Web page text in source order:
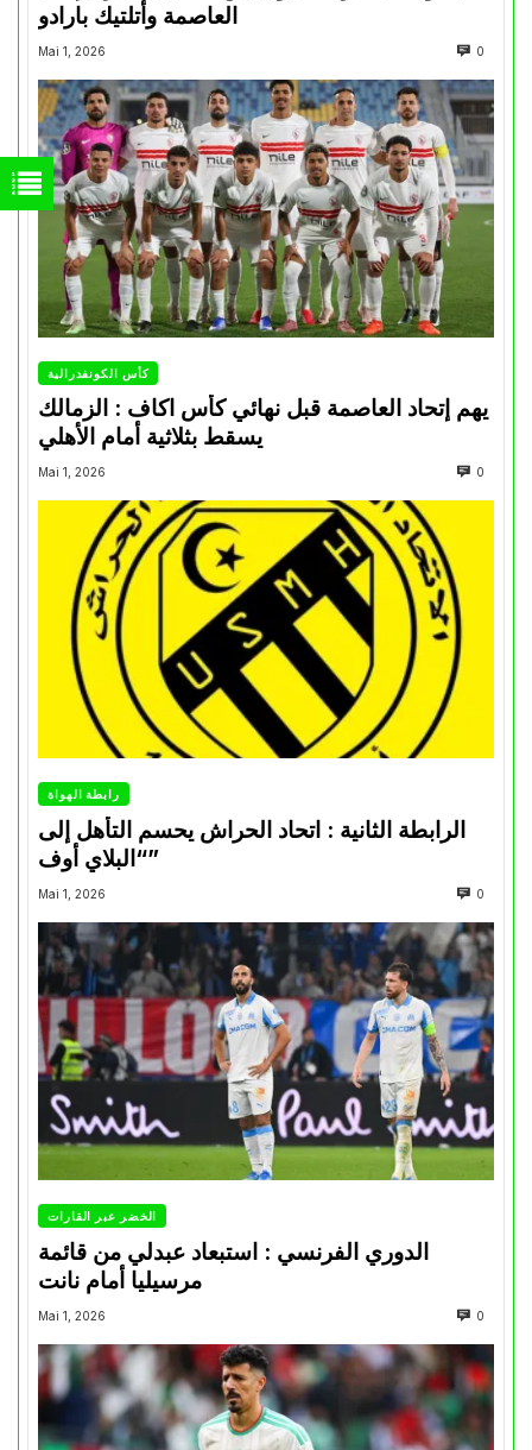
العاصمة وأتلتيك بارادو
Mai 1, 2026 0
كأس الكونفدرالية
يهم إتحاد العاصمة قبل نهائي كأس اكاف : الزمالك
Mai 1, 2026 0
رابطة الهواة
الرابطة الثانية : اتحاد الحراش يحسم التأهل إلى
“البلاي أوف”
Mai 1, 2026 0
الخضر عبر القارات
الدوري الفرنسي : استبعاد عبدلي من قائمة
مرسيليا أمام نانت
Mai 1, 2026 0